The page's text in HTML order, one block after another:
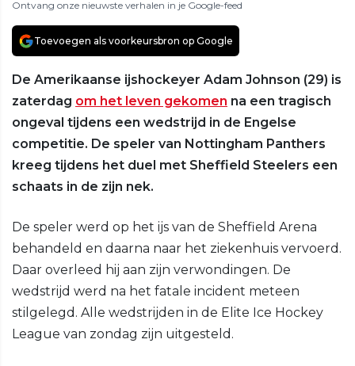
Ontvang onze nieuwste verhalen in je Google-feed
Toevoegen als voorkeursbron op Google
De Amerikaanse ijshockeyer Adam Johnson (29) is
zaterdag om het leven gekomen na een tragisch
ongeval tijdens een wedstrijd in de Engelse
competitie. De speler van Nottingham Panthers
kreeg tijdens het duel met Sheffield Steelers een
schaats in de zijn nek.
De speler werd op het ijs van de Sheffield Arena
behandeld en daarna naar het ziekenhuis vervoerd.
Daar overleed hij aan zijn verwondingen. De
wedstrijd werd na het fatale incident meteen
stilgelegd. Alle wedstrijden in de Elite Ice Hockey
League van zondag zijn uitgesteld.